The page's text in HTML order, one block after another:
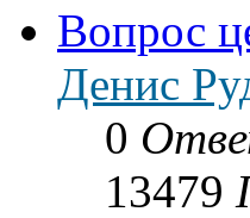
Вопрос
Денис
0
13479